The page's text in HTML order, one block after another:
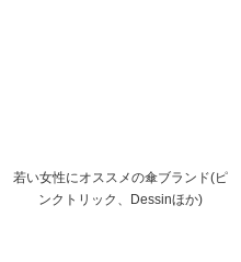
若い女性にオススメの傘ブランド(ピ
ンクトリック、Dessinほか)